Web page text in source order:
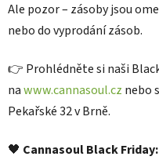
Ale pozor – zásoby jsou
nebo do vyprodání zásob.
👉 Prohlédněte si naši
nawww.cannasoul.cz nebo
Pekařské 32 v Brně.
🖤 Cannasoul Black